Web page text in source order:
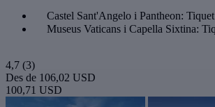
Castel Sant'Angelo i Pantheon: Tiquet
Museus Vaticans i Capella Sixtina:
4,7 (3)
Des de 106,02 USD
100,71 USD